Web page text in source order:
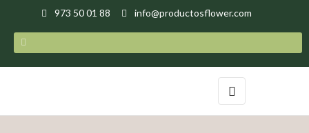
973 50 01 88 info@productosflower.com
Toggle
navigation
☰